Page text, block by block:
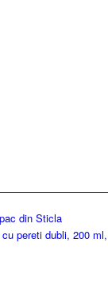
din Sticla
pereti dubli, 200 ml,